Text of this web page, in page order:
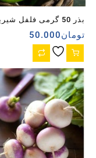
بذر 50 گرمی فلفل شیرین
تومان50.000